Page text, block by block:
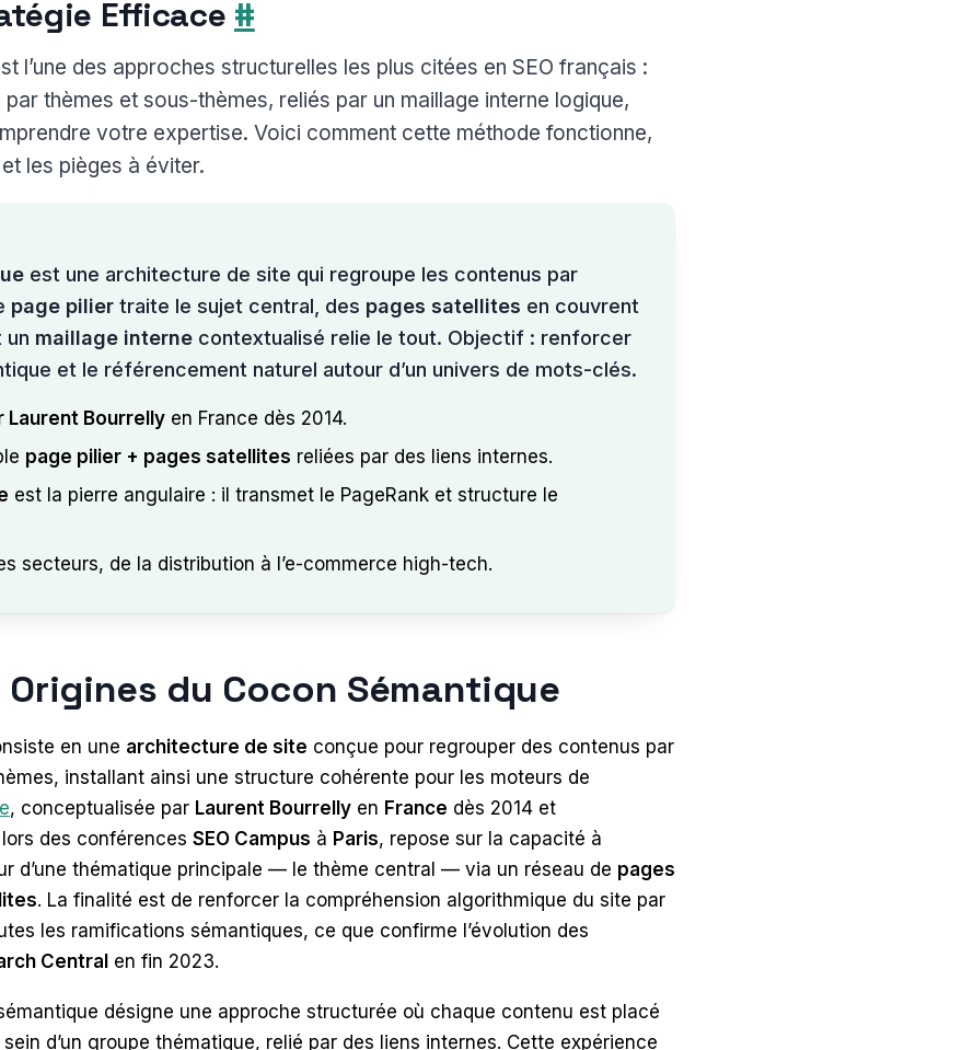
Efficace #
l’une des approches structurelles les plus citées en SEO français :
thèmes et sous-thèmes, reliés par un maillage interne logique,
votre expertise. Voici comment cette méthode fonctionne,
les pièges à éviter.
est une architecture de site qui regroupe les contenus par
page pilier traite le sujet central, des pages satellites en couvrent
un maillage interne contextualisé relie le tout. Objectif : renforcer
et le référencement naturel autour d’un univers de mots-clés.
Laurent Bourrelly en France dès 2014.
page pilier + pages satellites reliées par des liens internes.
est la pierre angulaire : il transmet le PageRank et structure le
secteurs, de la distribution à l’e-commerce high-tech.
du Cocon Sémantique
en une architecture de site conçue pour regrouper des contenus par
installant ainsi une structure cohérente pour les moteurs de
, conceptualisée par Laurent Bourrelly en France dès 2014 et
des conférences SEO Campus à Paris, repose sur la capacité à
d’une thématique principale — le thème central — via un réseau de pages
. La finalité est de renforcer la compréhension algorithmique du site par
les ramifications sémantiques, ce que confirme l’évolution des
Central en fin 2023.
désigne une approche structurée où chaque contenu est placé
d’un groupe thématique, relié par des liens internes. Cette expérience